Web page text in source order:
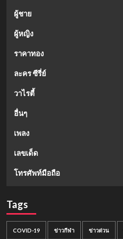
ผู้ชาย
ผู้หญิง
ราคาทอง
ละคร ซีรี่ย์
วาไรตี้
อื่นๆ
เพลง
เลขเด็ด
โทรศัพท์มือถือ
Tags
COVID-19 ข่าวกีฬา ข่าวด่วน